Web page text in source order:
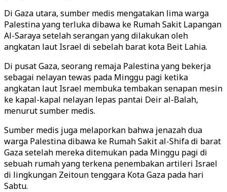
Di Gaza utara, sumber medis mengatakan lima warga
Palestina yang terluka dibawa ke Rumah Sakit Lapangan
Al-Saraya setelah serangan yang dilakukan oleh
angkatan laut Israel di sebelah barat kota Beit Lahia.
Di pusat Gaza, seorang remaja Palestina yang bekerja
sebagai nelayan tewas pada Minggu pagi ketika
angkatan laut Israel membuka tembakan senapan mesin
ke kapal-kapal nelayan lepas pantai Deir al-Balah,
menurut sumber medis.
Sumber medis juga melaporkan bahwa jenazah dua
warga Palestina dibawa ke Rumah Sakit al-Shifa di barat
Gaza setelah mereka ditemukan pada Minggu pagi di
sebuah rumah yang terkena penembakan artileri Israel
di lingkungan Zeitoun tenggara Kota Gaza pada hari
Sabtu.